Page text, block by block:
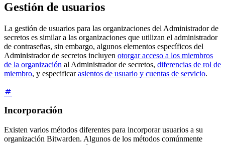
Gestión de usuarios
La gestión de usuarios para las organizaciones del Administrador de
secretos es similar a las organizaciones que utilizan el administrador
de contraseñas, sin embargo, algunos elementos específicos del
Administrador de secretos incluyen otorgar acceso a los miembros
de la organización al Administrador de secretos, diferencias de rol de
miembro, y especificarasientos de usuario y cuentas de servicio.
Incorporación
Existen varios métodos diferentes para incorporar usuarios a su
organización Bitwarden. Algunos de los métodos comúnmente